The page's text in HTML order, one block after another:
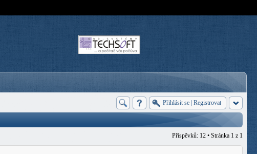
Přihlásit se Registrovat
Příspěvků: 12 • Stránka 1 z 1